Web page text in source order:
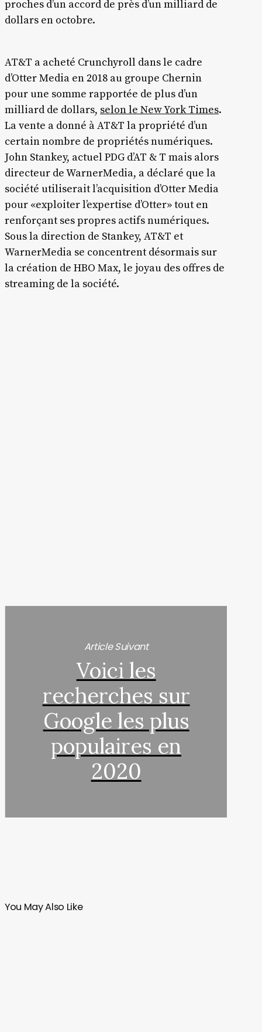
proches d’un accord de près d’un milliard de
dollars en octobre.
AT&T a acheté Crunchyroll dans le cadre
d’Otter Media en 2018 au groupe Chernin
pour une somme rapportée de plus d’un
milliard de dollars, selon le New York Times.
La vente a donné à AT&T la propriété d’un
certain nombre de propriétés numériques.
John Stankey, actuel PDG d’AT & T mais alors
directeur de WarnerMedia, a déclaré que la
société utiliserait l’acquisition d’Otter Media
pour «exploiter l’expertise d’Otter» tout en
renforçant ses propres actifs numériques.
Sous la direction de Stankey, AT&T et
WarnerMedia se concentrent désormais sur
la création de HBO Max, le joyau des offres de
streaming de la société.
Article Suivant
Voici les
recherches sur
Google les plus
populaires en
2020
You May Also Like